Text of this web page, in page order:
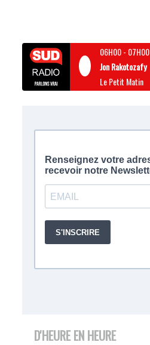
06H00- 07H00
Jon Rakotozafy
Le Petit Matin
D'HEURE EN HEURE